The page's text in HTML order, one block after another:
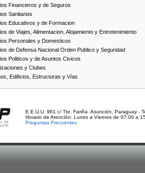
Financieros y de Seguros
Sanitarios
Educativos y de Formacion
de Viajes, Alimentacion, Alojamiento y Entretenimiento
Personales y Domesticos
de Defensa Nacional Orden Publico y Seguridad
Politicos y de Asuntos Civicos
y Clubes
Edificios, Estructuras y Vías
E.E.U.U. 961 c/ Tte. Fariña. Asunción, Paraguay -
Horario de Atención: Lunes a Viernes de 07:00 a
Preguntas Frecuentes